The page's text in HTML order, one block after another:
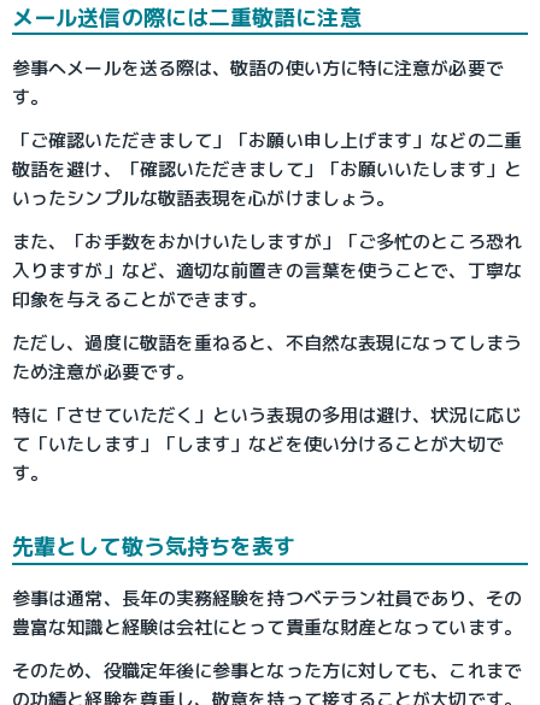
メール送信の際には二重敬語に注意
参事へメールを送る際は、敬語の使い方に特に注意が必要で
す。
「ご確認いただきまして」「お願い申し上げます」などの二重
敬語を避け、「確認いただきまして」「お願いいたします」と
いったシンプルな敬語表現を心がけましょう。
また、「お手数をおかけいたしますが」「ご多忙のところ恐れ
入りますが」など、適切な前置きの言葉を使うことで、丁寧な
印象を与えることができます。
ただし、過度に敬語を重ねると、不自然な表現になってしまう
ため注意が必要です。
特に「させていただく」という表現の多用は避け、状況に応じ
て「いたします」「します」などを使い分けることが大切で
す。
先輩として敬う気持ちを表す
参事は通常、長年の実務経験を持つベテラン社員であり、その
豊富な知識と経験は会社にとって貴重な財産となっています。
そのため、役職定年後に参事となった方に対しても、これまで
の功績と経験を尊重し、敬意を持って接することが大切です。